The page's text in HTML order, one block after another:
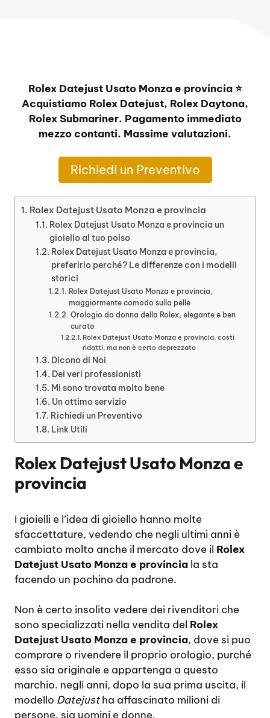
Rolex Datejust Usato Monza e provincia ⭐
Acquistiamo Rolex Datejust, Rolex Daytona,
Rolex Submariner. Pagamento immediato
mezzo contanti. Massime valutazioni.
Richiedi un Preventivo
Rolex Datejust Usato Monza e provincia
Rolex Datejust Usato Monza e provincia un
gioiello al tuo polso
Rolex Datejust Usato Monza e provincia,
preferirlo perché? Le differenze con i modelli
storici
Rolex Datejust Usato Monza e provincia,
maggiormente comodo sulla pelle
Orologio da donna della Rolex, elegante e ben
curato
Rolex Datejust Usato Monza e provincia, costi
ridotti, ma non è certo deprezzato
Dicono di Noi
Dei veri professionisti
Mi sono trovata molto bene
Un ottimo servizio
Richiedi un Preventivo
Link Utili
Rolex Datejust Usato Monza e
provincia
I gioielli e l’idea di gioiello hanno molte
sfaccettature, vedendo che negli ultimi anni è
cambiato molto anche il mercato dove il Rolex
Datejust Usato Monza e provincia la sta
facendo un pochino da padrone.
Non è certo insolito vedere dei rivenditori che
sono specializzati nella vendita del Rolex
Datejust Usato Monza e provincia, dove si puo
comprare o rivendere il proprio orologio, purché
esso sia originale e appartenga a questo
marchio. negli anni, dopo la sua prima uscita, il
modello Datejustha affascinato milioni di
persone, sia uomini e donne.